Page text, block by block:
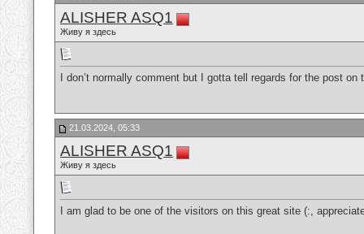
ALISHER ASQ1
Живу я здесь
I don’t normally comment but I gotta tell regards for the post
21.03.2024, 05:33
ALISHER ASQ1
Живу я здесь
I am glad to be one of the visitors on this great site (:,